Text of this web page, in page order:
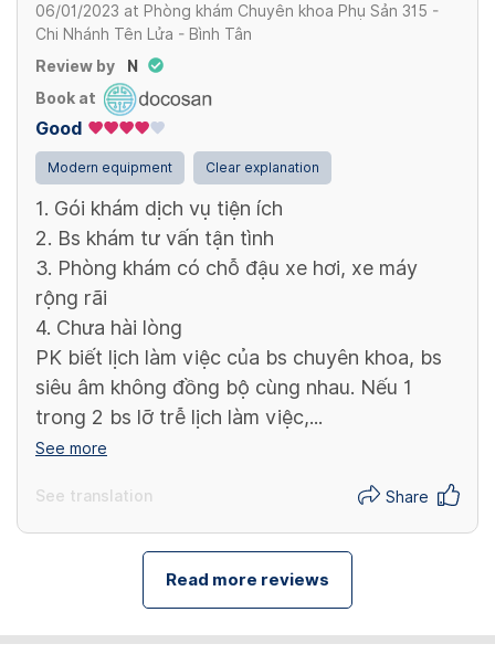
06/01/2023 at Phòng khám Chuyên khoa Phụ Sản 315 -
Chi Nhánh Tên Lửa - Bình Tân
Review by
N
Book at
Good
Modern equipment Clear explanation
1. Gói khám dịch vụ tiện ích
2. Bs khám tư vấn tận tình
3. Phòng khám có chỗ đậu xe hơi, xe máy
rộng rãi
4. Chưa hài lòng
PK biết lịch làm việc của bs chuyên khoa, bs
siêu âm không đồng bộ cùng nhau. Nếu 1
trong 2 bs lỡ trễ lịch làm việc,...
See more
See translation Share
Read more reviews